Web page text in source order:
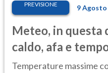
PREVISIONE 9 Agosto
Meteo, in questa
caldo, afa e
Temperature massime